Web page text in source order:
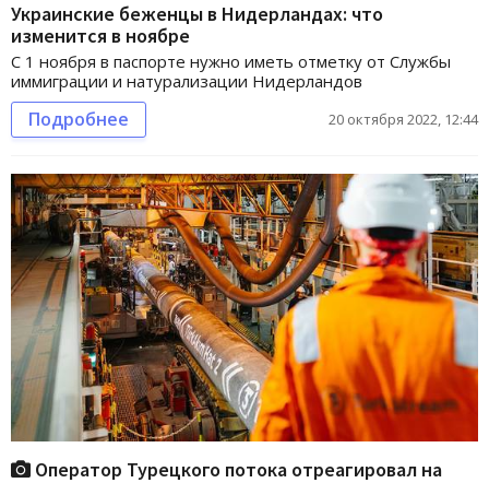
Украинские беженцы в Нидерландах: что
изменится в ноябре
С 1 ноября в паспорте нужно иметь отметку от Службы
иммиграции и натурализации Нидерландов
Подробнее 20 октября 2022, 12:44
Оператор Турецкого потока отреагировал на